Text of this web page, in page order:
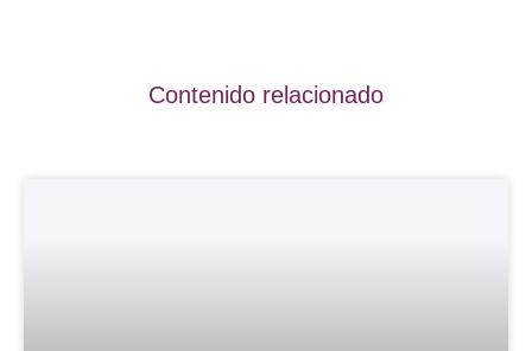
Contenido relacionado